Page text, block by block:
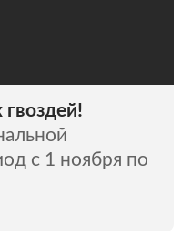
с 1 ноября по